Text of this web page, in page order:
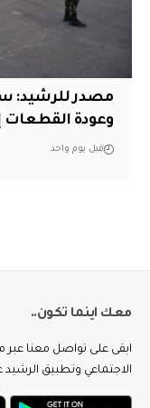
مصدر للرشيد:
وعودة القطعات
قبل يوم واحد
معك اينما تكون..
ابقى على تواصل معنا عبر
الاجتماعي وتطبيق الرشيد